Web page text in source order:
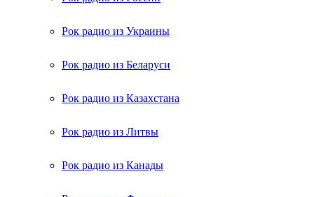
Рок радио из Украины
Рок радио из Беларуси
Рок радио из Казахстана
Рок радио из Литвы
Рок радио из Канады